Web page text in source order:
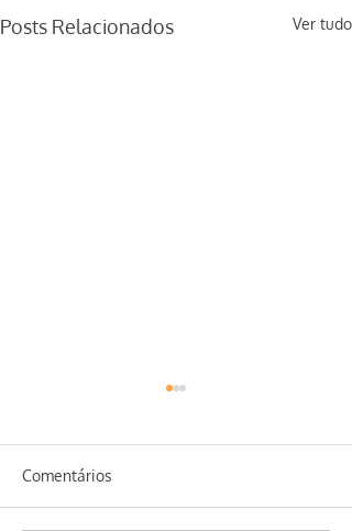
Posts Relacionados Ver tudo
Comentários